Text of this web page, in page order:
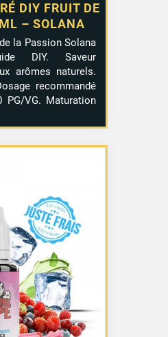
DIY FRUIT DE
– SOLANA
la Passion Solana
DIY. Saveur
arômes naturels.
recommandé
PG/VG. Maturation